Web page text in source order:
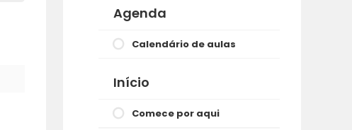
Agenda
Calendário de aulas
Início
Comece por aqui